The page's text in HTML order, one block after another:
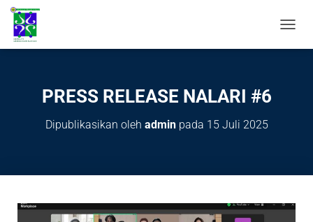
O
I
PRESS RELEASE NALARI #6
Dipublikasikan oleh adminpada 15 Juli 2025